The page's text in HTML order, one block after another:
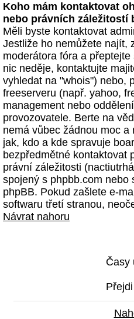
Koho mám kontaktovat
nebo právních záležitostí
Měli byste kontaktovat
Jestliže ho nemůžete najít,
moderátora fóra a
nic neděje, kontaktujte
vyhledat na "whois") nebo,
freeserveru (např. yahoo,
management nebo
provozovatele. Berte na
nemá vůbec žádnou moc
jak, kdo a kde spravuje
bezpředmětné kontaktovat
právní záležitosti
spojený s phpbb.com nebo
phpBB. Pokud zašlete e-
softwaru třetí stranou,
Návrat nahoru
Časy